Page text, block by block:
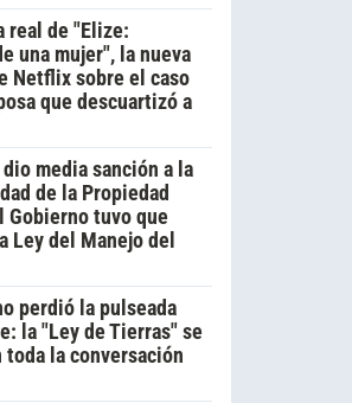
real de "Elize:
una mujer", la nueva
Netflix sobre el caso
que descuartizó a
media sanción a la
de la Propiedad
Gobierno tuvo que
Ley del Manejo del
perdió la pulseada
la "Ley de Tierras" se
toda la conversación